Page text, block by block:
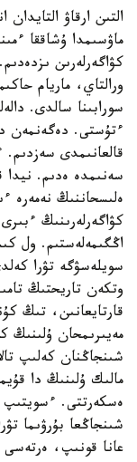
ماۋسىمدا ۇشاققا
كۋاگەرلەرىن
ورالتاي، ماريام
سورابىنا سالدى.
ءتۇستى. دەگەنمەن
قالعانىمدى سەزدىم.
سەنىمدە ەدىم. نيدا
ەلىسحاننىڭ نەمەرە
كۋاگەرلەرىنىڭ
اڭگىمەلەستىم. ول
سويلەسۋگە تۋرا
وتكەن تاريحتىڭ
قارتايعانىن، تىڭ
مەيىرىمحان ۇلىنىڭ
شىنجاڭنان كەلىپ
مالىك ۇلىنىڭ دا
ەسكەرتتى. ءسويتىپ
شىنجاڭعا بۇرۋىما
عانا قونىپ، ەرتەسى